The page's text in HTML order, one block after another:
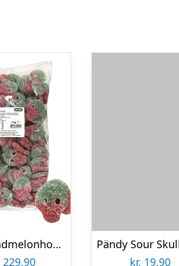
Surt Vandmelonhoved Økonomipakke – 2 kg
229,90
kr. 19,90